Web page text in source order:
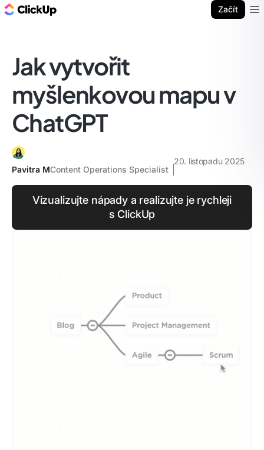
Začít
Jak vytvořit
myšlenkovou mapu v
ChatGPT
Pavitra MContent Operations Specialist
20. listopadu 2025
Vizualizujte nápady a realizujte je rychleji
s ClickUp